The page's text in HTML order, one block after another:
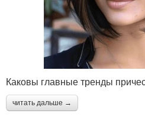
Каковы главные тренды
читать дальше →